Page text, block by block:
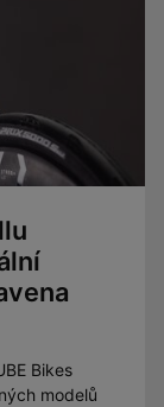
Bikes
modelů